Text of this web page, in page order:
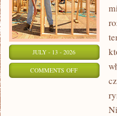
JULY - 13 - 2026
COMMENTS OFFON